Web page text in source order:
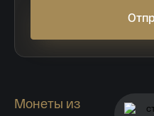
Монеты из